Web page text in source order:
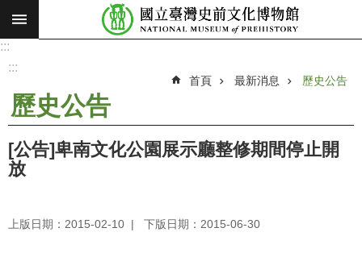
跳到主要內容區塊
搜
願
使
命
新
:::
:::
首頁 最新消息 歷史公告
歷史公告
[公告]卑南文化公園展示廳整修期間停止開
放
上版日期：2015-02-10 下版日期：2015-06-30